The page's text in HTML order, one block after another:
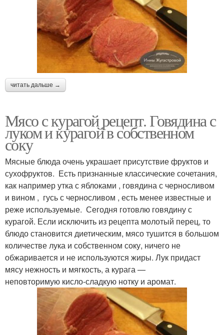
читать дальше →
Мясо с курагой рецепт. Говядина с
луком и курагой в собственном
соку
Мясные блюда очень украшает присутствие фруктов и
сухофруктов. Есть признанные классические сочетания,
как например утка с яблоками , говядина с черносливом
и вином , гусь с черносливом , есть менее известные и
реже используемые. Сегодня готовлю говядину с
курагой. Если исключить из рецепта молотый перец, то
блюдо становится диетическим, мясо тушится в большом
количестве лука и собственном соку, ничего не
обжаривается и не используются жиры. Лук придаст
мясу нежность и мягкость, а курага —
неповторимую кисло-сладкую нотку и аромат.